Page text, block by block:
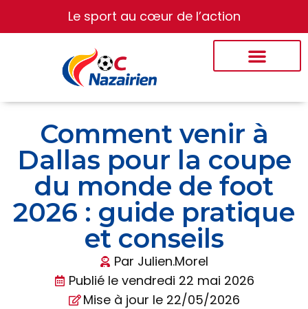
Le sport au cœur de l’action
Comment venir à
Dallas pour la coupe
du monde de foot
2026 : guide pratique
et conseils
Par Julien.Morel
Publié le vendredi 22 mai 2026
Mise à jour le 22/05/2026